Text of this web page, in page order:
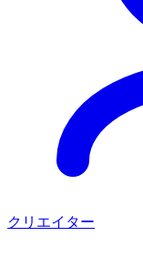
クリエイター